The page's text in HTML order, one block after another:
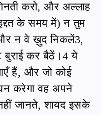
करो, और अल्लाह
के समय में) न तुम
न वे ख़ुद निकलें3,
बुराई कर बैठें।4 ये
हैं, और जो कोई
करेगा वह अपने
जानते, शायद इसके